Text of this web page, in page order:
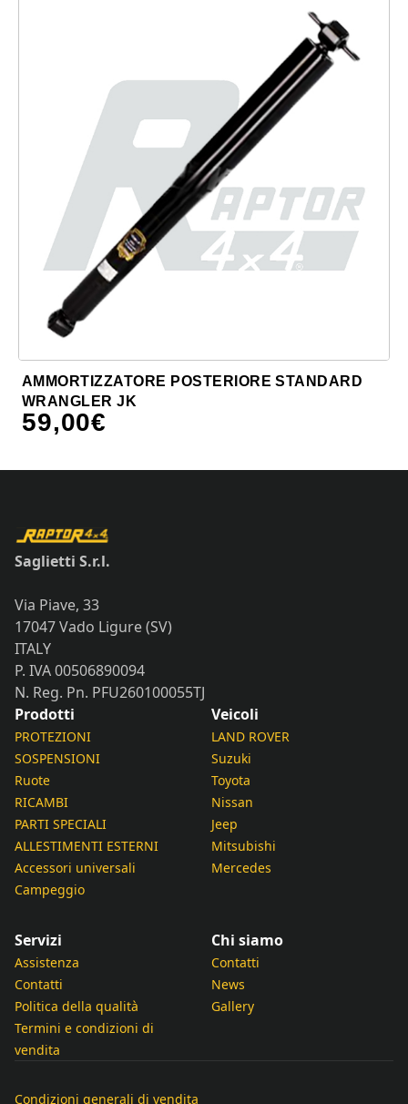
AMMORTIZZATORE POSTERIORE STANDARD
WRANGLER JK
59,00€
Saglietti S.r.l.
Via Piave, 33
17047 Vado Ligure (SV)
ITALY
P. IVA 00506890094
N. Reg. Pn. PFU260100055TJ
Prodotti
PROTEZIONI
SOSPENSIONI
Ruote
RICAMBI
PARTI SPECIALI
ALLESTIMENTI ESTERNI
Accessori universali
Campeggio
Veicoli
LAND ROVER
Suzuki
Toyota
Nissan
Jeep
Mitsubishi
Mercedes
Servizi
Assistenza
Contatti
Politica della qualità
Termini e condizioni di
vendita
Chi siamo
Contatti
News
Gallery
Condizioni generali di vendita